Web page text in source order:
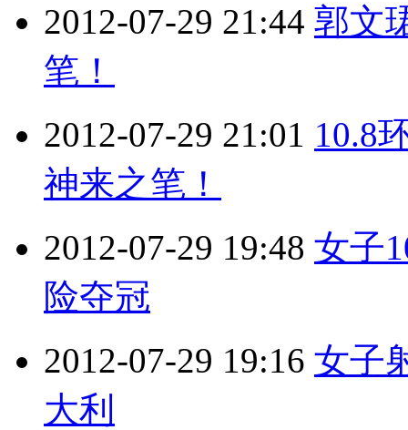
2012-07-29 21:44 郭文
笔！
2012-07-29 21:01 10.8
神来之笔！
2012-07-29 19:48 女子
险夺冠
2012-07-29 19:16 女子
大利